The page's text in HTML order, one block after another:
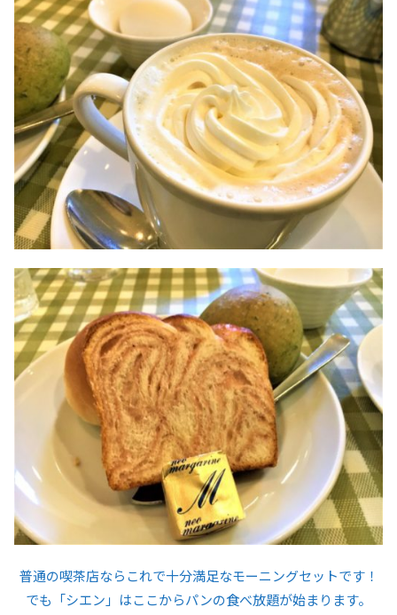
普通の喫茶店ならこれで十分満足なモーニングセットです！
でも「シエン」はここからパンの食べ放題が始まります。